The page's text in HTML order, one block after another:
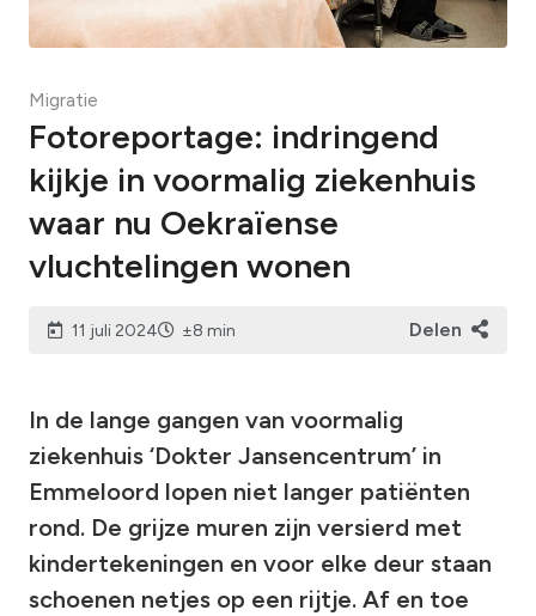
Migratie
Fotoreportage: indringend
kijkje in voormalig ziekenhuis
waar nu Oekraïense
vluchtelingen wonen
11 juli 2024 ±8 min Delen
In de lange gangen van voormalig
ziekenhuis ‘Dokter Jansencentrum’ in
Emmeloord lopen niet langer patiënten
rond. De grijze muren zijn versierd met
kindertekeningen en voor elke deur staan
schoenen netjes op een rijtje. Af en toe